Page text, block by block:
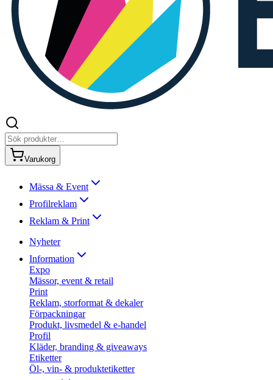
Varukorg
Mässa & Event
Profilreklam
Reklam & Print
Nyheter
Information
Expo
Mässor, event & retail
Print
Reklam, storformat & dekaler
Förpackningar
Produkt, livsmedel & e-handel
Profil
Kläder, branding & giveaways
Etiketter
Öl-, vin- & produktetiketter